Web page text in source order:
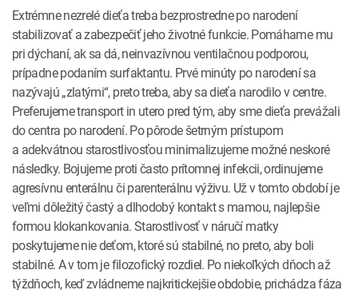
Extrémne nezrelé dieťa treba bezprostredne po narodení
stabilizovať a zabezpečiť jeho životné funkcie. Pomáhame mu
pri dýchaní, ak sa dá, neinvazívnou ventilačnou podporou,
prípadne podaním surfaktantu. Prvé minúty po narodení sa
nazývajú „zlatými“, preto treba, aby sa dieťa narodilo v centre.
Preferujeme transport in utero pred tým, aby sme dieťa prevážali
do centra po narodení. Po pôrode šetrným prístupom
a adekvátnou starostlivosťou minimalizujeme možné neskoré
následky. Bojujeme proti často prítomnej infekcii, ordinujeme
agresívnu enterálnu či parenterálnu výživu. Už v tomto období je
veľmi dôležitý častý a dlhodobý kontakt s mamou, najlepšie
formou klokankovania. Starostlivosť v náručí matky
poskytujeme nie deťom, ktoré sú stabilné, no preto, aby boli
stabilné. A v tom je filozofický rozdiel. Po niekoľkých dňoch až
týždňoch, keď zvládneme najkritickejšie obdobie, prichádza fáza